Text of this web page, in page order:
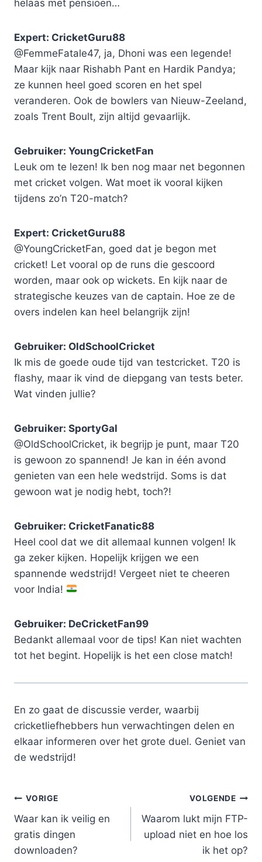
helaas met pensioen…
Expert: CricketGuru88
@FemmeFatale47, ja, Dhoni was een legende!
Maar kijk naar Rishabh Pant en Hardik Pandya;
ze kunnen heel goed scoren en het spel
veranderen. Ook de bowlers van Nieuw-Zeeland,
zoals Trent Boult, zijn altijd gevaarlijk.
Gebruiker: YoungCricketFan
Leuk om te lezen! Ik ben nog maar net begonnen
met cricket volgen. Wat moet ik vooral kijken
tijdens zo’n T20-match?
Expert: CricketGuru88
@YoungCricketFan, goed dat je begon met
cricket! Let vooral op de runs die gescoord
worden, maar ook op wickets. En kijk naar de
strategische keuzes van de captain. Hoe ze de
overs indelen kan heel belangrijk zijn!
Gebruiker: OldSchoolCricket
Ik mis de goede oude tijd van testcricket. T20 is
flashy, maar ik vind de diepgang van tests beter.
Wat vinden jullie?
Gebruiker: SportyGal
@OldSchoolCricket, ik begrijp je punt, maar T20
is gewoon zo spannend! Je kan in één avond
genieten van een hele wedstrijd. Soms is dat
gewoon wat je nodig hebt, toch?!
Gebruiker: CricketFanatic88
Heel cool dat we dit allemaal kunnen volgen! Ik
ga zeker kijken. Hopelijk krijgen we een
spannende wedstrijd! Vergeet niet te cheeren
voor India!
Gebruiker: DeCricketFan99
Bedankt allemaal voor de tips! Kan niet wachten
tot het begint. Hopelijk is het een close match!
En zo gaat de discussie verder, waarbij
cricketliefhebbers hun verwachtingen delen en
elkaar informeren over het grote duel. Geniet van
de wedstrijd!
Bericht
navigatie
VORIGE
Waar kan ik veilig en
gratis dingen
downloaden?
VOLGENDE
Waarom lukt mijn FTP-
upload niet en hoe los
ik het op?